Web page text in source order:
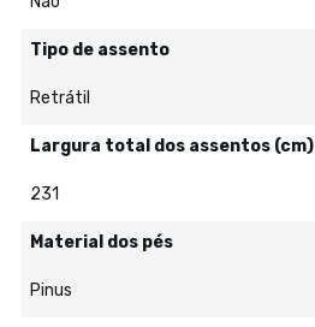
Tipo de assento
Retrátil
Largura total dos assentos (cm)
231
Material dos pés
Pinus